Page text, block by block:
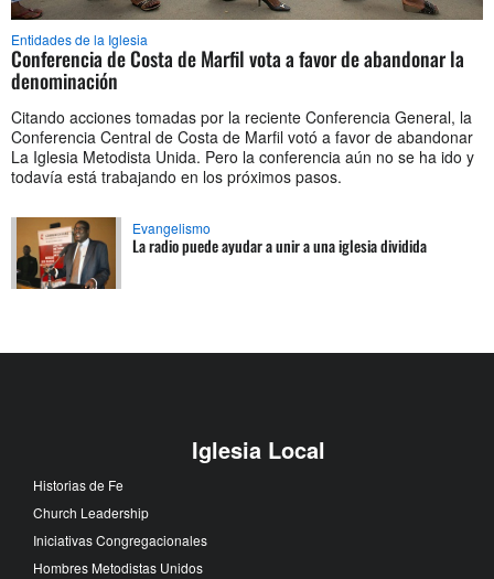
Entidades de la Iglesia
Conferencia de Costa de Marfil vota a favor de abandonar la
denominación
Citando acciones tomadas por la reciente Conferencia General, la
Conferencia Central de Costa de Marfil votó a favor de abandonar
La Iglesia Metodista Unida. Pero la conferencia aún no se ha ido y
todavía está trabajando en los próximos pasos.
Evangelismo
La radio puede ayudar a unir a una iglesia dividida
Iglesia Local
Historias de Fe
Church Leadership
Iniciativas Congregacionales
Hombres Metodistas Unidos